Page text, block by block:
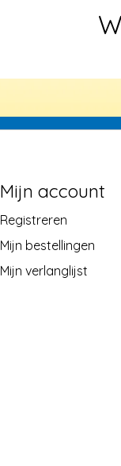
Mijn account
Registreren
Mijn bestellingen
Mijn verlanglijst